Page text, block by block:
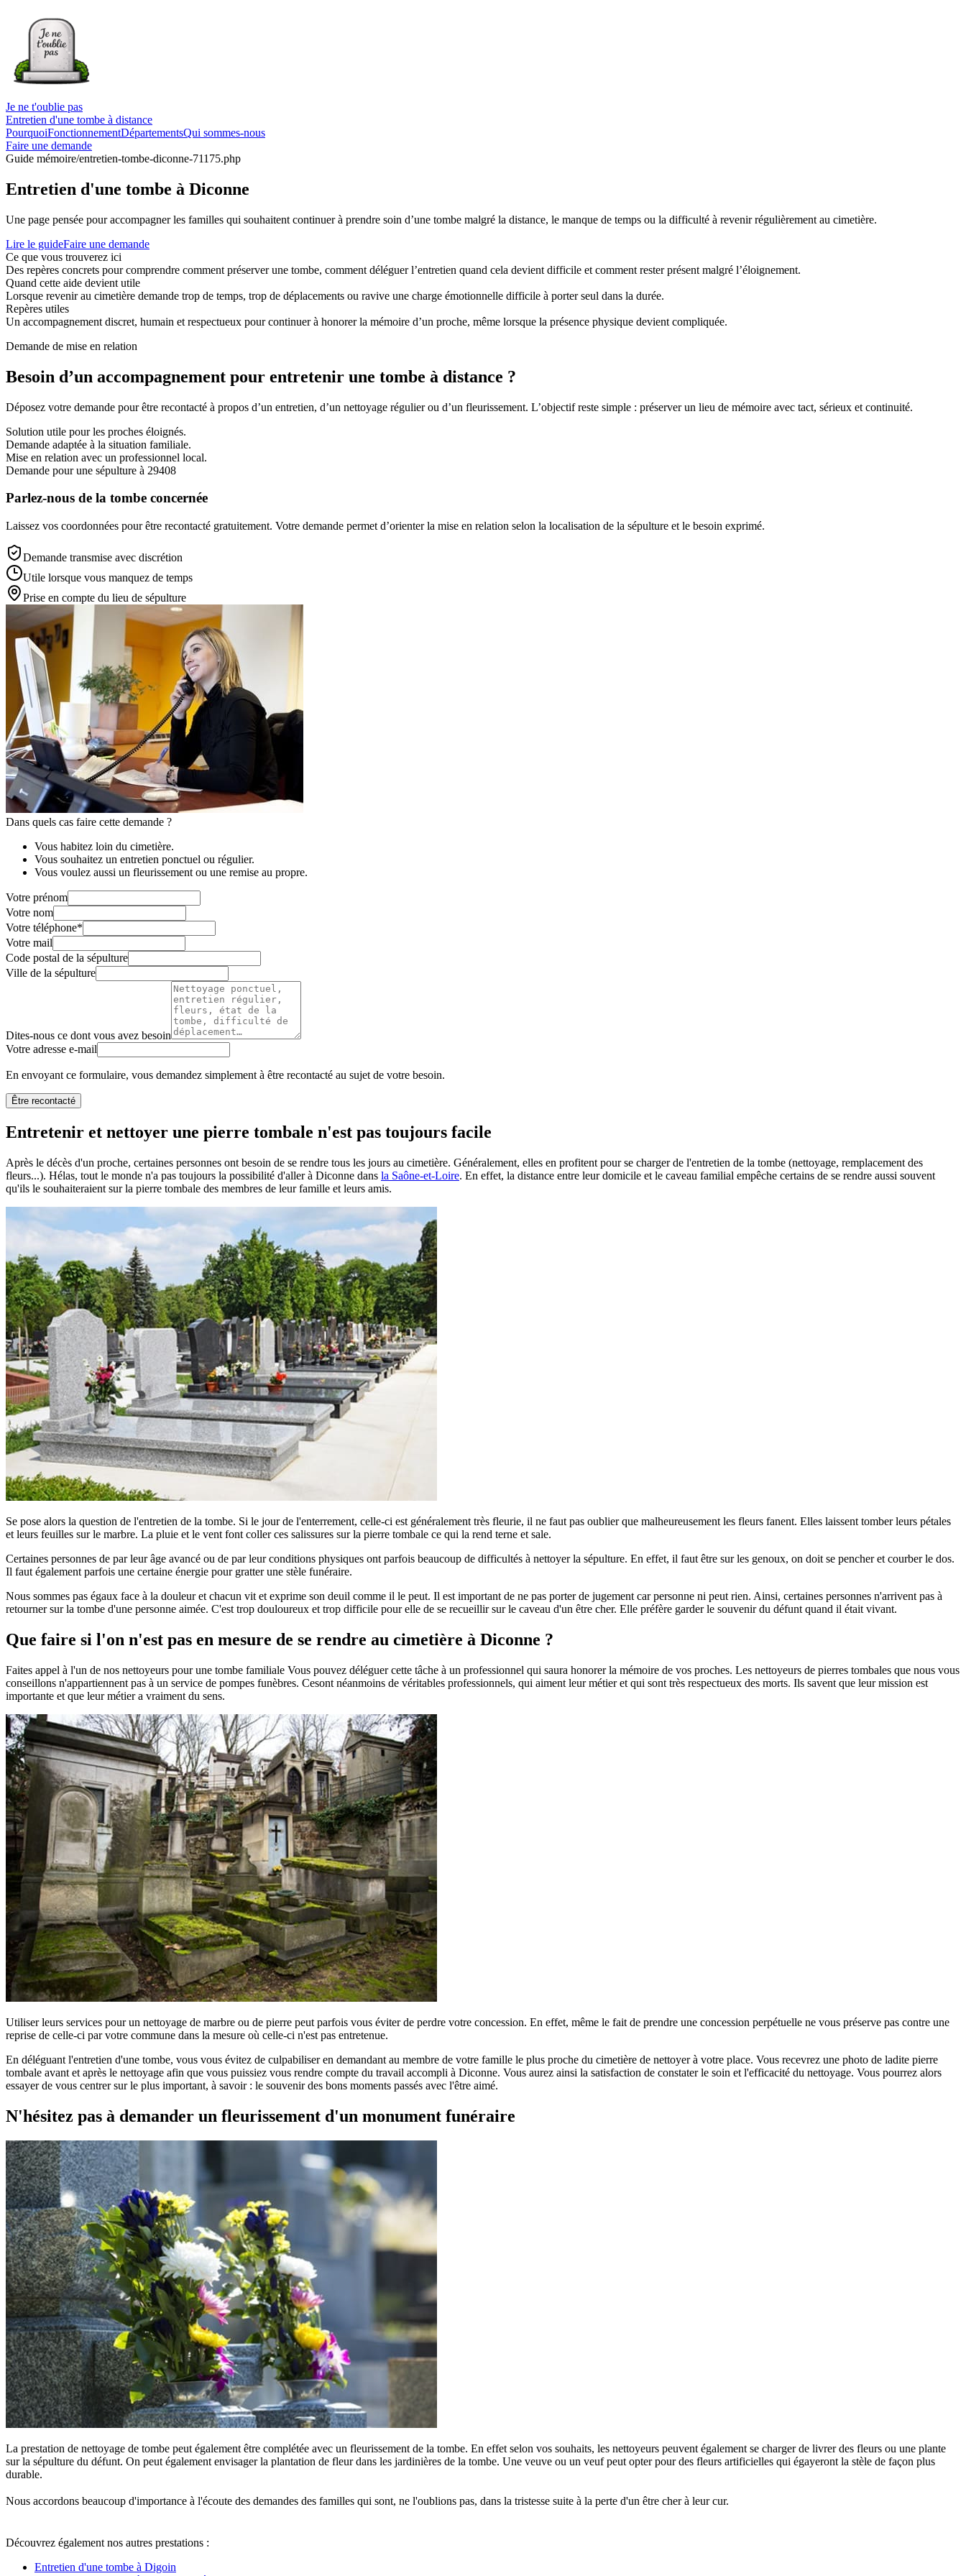
Je ne t'oublie pas
Entretien d'une tombe à distance
PourquoiFonctionnementDépartementsQui sommes-nous
Faire une demande
Guide mémoire/entretien-tombe-diconne-71175.php
Entretien d'une tombe à Diconne
Une page pensée pour accompagner les familles qui souhaitent continuer à prendre soin d’une tombe malgré la distance, le manque de temps ou la difficulté à revenir régulièrement au cimetière.
Lire le guideFaire une demande
Ce que vous trouverez ici
Des repères concrets pour comprendre comment préserver une tombe, comment déléguer l’entretien quand cela devient difficile et comment rester présent malgré l’éloignement.
Quand cette aide devient utile
Lorsque revenir au cimetière demande trop de temps, trop de déplacements ou ravive une charge émotionnelle difficile à porter seul dans la durée.
Repères utiles
Un accompagnement discret, humain et respectueux pour continuer à honorer la mémoire d’un proche, même lorsque la présence physique devient compliquée.
Demande de mise en relation
Besoin d’un accompagnement pour entretenir une tombe à distance ?
Déposez votre demande pour être recontacté à propos d’un entretien, d’un nettoyage régulier ou d’un fleurissement. L’objectif reste simple : préserver un lieu de mémoire avec tact, sérieux et continuité.
Solution utile pour les proches éloignés.
Demande adaptée à la situation familiale.
Mise en relation avec un professionnel local.
Demande pour une sépulture à 29408
Parlez-nous de la tombe concernée
Laissez vos coordonnées pour être recontacté gratuitement. Votre demande permet d’orienter la mise en relation selon la localisation de la sépulture et le besoin exprimé.
Demande transmise avec discrétion
Utile lorsque vous manquez de temps
Prise en compte du lieu de sépulture
Dans quels cas faire cette demande ?
Vous habitez loin du cimetière.
Vous souhaitez un entretien ponctuel ou régulier.
Vous voulez aussi un fleurissement ou une remise au propre.
Votre prénom
Votre nom
Votre téléphone*
Votre mail
Code postal de la sépulture
Ville de la sépulture
Dites-nous ce dont vous avez besoin
Votre adresse e-mail
En envoyant ce formulaire, vous demandez simplement à être recontacté au sujet de votre besoin.
Être recontacté
Entretenir et nettoyer une pierre tombale n'est pas toujours facile
Après le décès d'un proche, certaines personnes ont besoin de se rendre tous les jours au cimetière. Généralement, elles en profitent pour se charger de l'entretien de la tombe (nettoyage, remplacement des
fleurs...). Hélas, tout le monde n'a pas toujours la possibilité d'aller à Diconne dans la Saône-et-Loire. En effet, la distance entre leur domicile et le caveau familial empêche certains de se rendre aussi souvent
qu'ils le souhaiteraient sur la pierre tombale des membres de leur famille et leurs amis.
Se pose alors la question de l'entretien de la tombe. Si le jour de l'enterrement, celle-ci est généralement très fleurie, il ne faut pas oublier que malheureusement les fleurs fanent. Elles laissent tomber leurs pétales
et leurs feuilles sur le marbre. La pluie et le vent font coller ces salissures sur la pierre tombale ce qui la rend terne et sale.
Certaines personnes de par leur âge avancé ou de par leur conditions physiques ont parfois beaucoup de difficultés à nettoyer la sépulture. En effet, il faut être sur les genoux, on doit se pencher et courber le dos.
Il faut également parfois une certaine énergie pour gratter une stèle funéraire.
Nous sommes pas égaux face à la douleur et chacun vit et exprime son deuil comme il le peut. Il est important de ne pas porter de jugement car personne ni peut rien. Ainsi, certaines personnes n'arrivent pas à
retourner sur la tombe d'une personne aimée. C'est trop douloureux et trop difficile pour elle de se recueillir sur le caveau d'un être cher. Elle préfère garder le souvenir du défunt quand il était vivant.
Que faire si l'on n'est pas en mesure de se rendre au cimetière à Diconne ?
Faites appel à l'un de nos nettoyeurs pour une tombe familiale Vous pouvez déléguer cette tâche à un professionnel qui saura honorer la mémoire de vos proches. Les nettoyeurs de pierres tombales que nous vous
conseillons n'appartiennent pas à un service de pompes funèbres. Cesont néanmoins de véritables professionnels, qui aiment leur métier et qui sont très respectueux des morts. Ils savent que leur mission est
importante et que leur métier a vraiment du sens.
Utiliser leurs services pour un nettoyage de marbre ou de pierre peut parfois vous éviter de perdre votre concession. En effet, même le fait de prendre une concession perpétuelle ne vous préserve pas contre une
reprise de celle-ci par votre commune dans la mesure où celle-ci n'est pas entretenue.
En déléguant l'entretien d'une tombe, vous vous évitez de culpabiliser en demandant au membre de votre famille le plus proche du cimetière de nettoyer à votre place. Vous recevrez une photo de ladite pierre
tombale avant et après le nettoyage afin que vous puissiez vous rendre compte du travail accompli à Diconne. Vous aurez ainsi la satisfaction de constater le soin et l'efficacité du nettoyage. Vous pourrez alors
essayer de vous centrer sur le plus important, à savoir : le souvenir des bons moments passés avec l'être aimé.
N'hésitez pas à demander un fleurissement d'un monument funéraire
La prestation de nettoyage de tombe peut également être complétée avec un fleurissement de la tombe. En effet selon vos souhaits, les nettoyeurs peuvent également se charger de livrer des fleurs ou une plante
sur la sépulture du défunt. On peut également envisager la plantation de fleur dans les jardinières de la tombe. Une veuve ou un veuf peut opter pour des fleurs artificielles qui égayeront la stèle de façon plus
durable.
Nous accordons beaucoup d'importance à l'écoute des demandes des familles qui sont, ne l'oublions pas, dans la tristesse suite à la perte d'un être cher à leur cur.
Découvrez également nos autres prestations :
Entretien d'une tombe à Digoin